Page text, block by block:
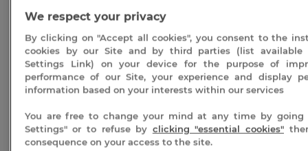
de profiter des soins en cabine au Spa Séquoia
notre service d’accueil et réserver par téléphone en
appelant le 04.75.37.46.68.
Ce bon cadeau est valable un an à partir de la date
d’achat. Nous vous conseillons de prévoir un délai de
réservation. Vous devrez obligatoirement le
présenter le jour de votre venue. Ce bon n’est pas
remboursable.
We respect your privacy
By clicking on "Accept all cookies", you consent to the
cookies by our Site and by third parties (list available
Settings Link) on your device for the purpose of
performance of our Site, your experience and display
information based on your interests within our services
You are free to change your mind at any time by going
Settings" or to refuse by clicking "essential cookies"
consequence on your access to the site.